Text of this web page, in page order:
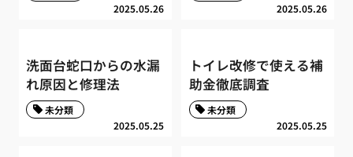
2025.05.26 2025.05.26
洗面台蛇口からの水漏
れ原因と修理法
2025.05.25
未分類
トイレ改修で使える補
助金徹底調査
2025.05.25
未分類